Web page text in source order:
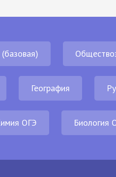
География
ОГЭ Биология